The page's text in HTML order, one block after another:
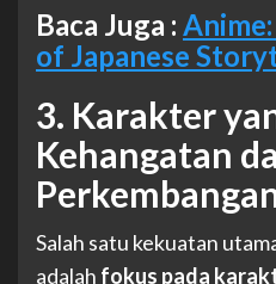
Baca Juga :
of Japanese
3. Karakter
Kehangatan
Salah satu kekuatan
adalah fokus pada